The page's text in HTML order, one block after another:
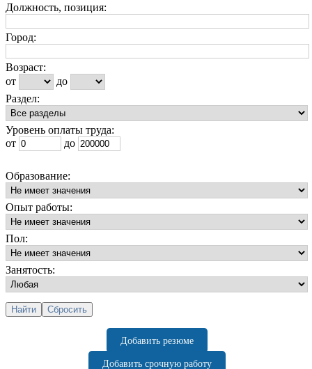
Должность, позиция:
Город:
Возраст:
от
до
Раздел:
Уровень оплаты труда:
от
до
Образование:
Опыт работы:
Пол:
Занятость:
Добавить резюме
Добавить срочную работу